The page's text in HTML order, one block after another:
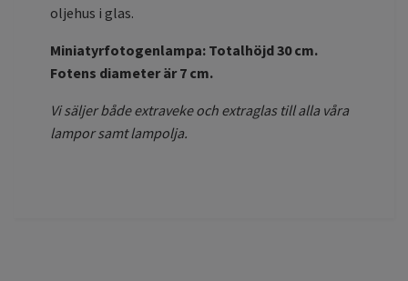
oljehus i glas.
Miniatyrfotogenlampa: Totalhöjd 30 cm.
Fotens diameter är 7 cm.
Vi säljer både extraveke och extraglas till alla våra
lampor samt lampolja.